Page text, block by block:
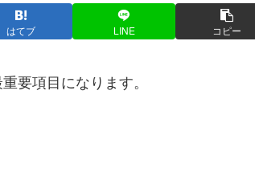
はてブ LINE コピー
要項目になります。